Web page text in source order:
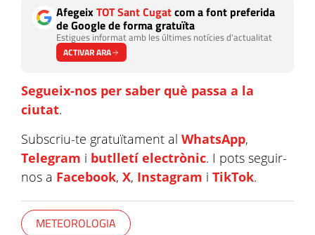
AfegeixTOT Sant Cugatcom a font preferida
de Google de forma gratuïta
Estigues informat amb les últimes notícies d'actualitat
ACTIVAR ARA
Segueix-nos per saber què passa a la
ciutat.
Subscriu-te gratuïtament al WhatsApp,
Telegram i butlletí electrònic. I pots seguir-
nos a Facebook, X, Instagram i TikTok.
METEOROLOGIA